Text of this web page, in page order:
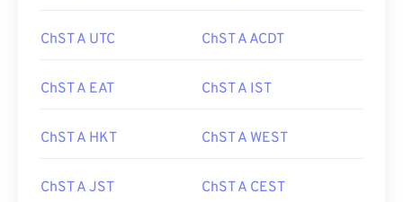
ChST A UTC ChST A ACDT
ChST A EAT ChST A IST
ChST A HKT ChST A WEST
ChST A JST ChST A CEST